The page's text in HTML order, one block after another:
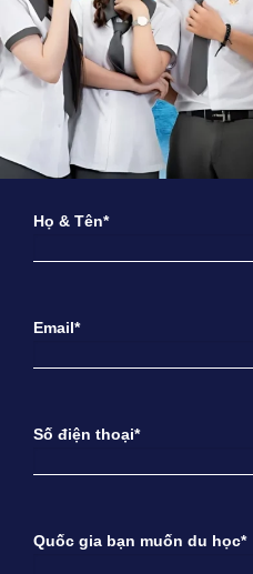
Họ & Tên*
Email*
Số điện thoại*
Quốc gia bạn muốn du học*